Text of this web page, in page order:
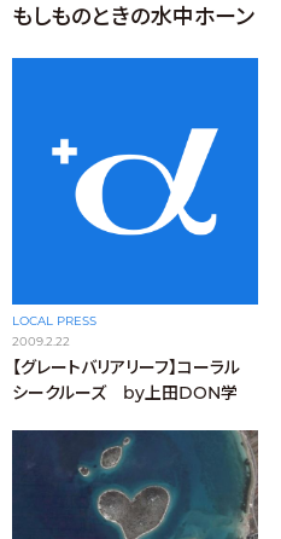
もしものときの水中ホーン
LOCAL PRESS
2009.2.22
【グレートバリアリーフ】コーラル
シークルーズ by上田DON学